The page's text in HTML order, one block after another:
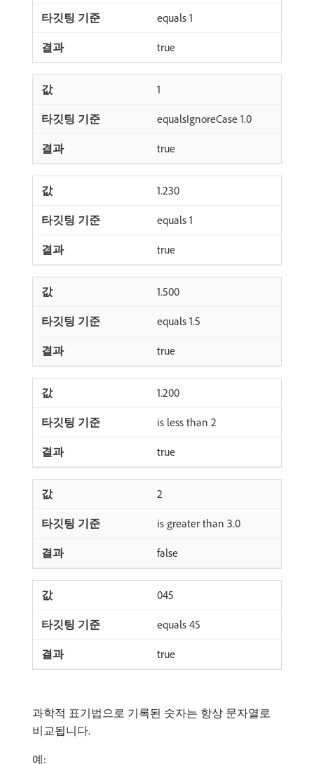
equals 1
true
1
equalsIgnoreCase 1.0
true
1.230
equals 1
true
1.500
equals 1.5
true
1.200
is less than 2
true
2
is greater than 3.0
false
045
equals 45
true
과학적 표기법으로 기록된 숫자는 항상 문자열로
비교됩니다.
예: